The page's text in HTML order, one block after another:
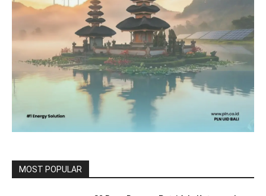
MOST POPULAR